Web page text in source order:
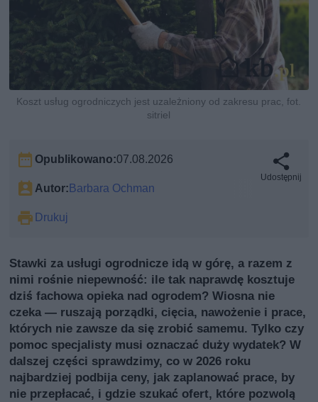
Koszt usług ogrodniczych jest uzależniony od zakresu prac, fot.
sitriel
Opublikowano:07.08.2026
Autor: Barbara Ochman
Drukuj
Udostępnij
Stawki za usługi ogrodnicze idą w górę, a razem z
nimi rośnie niepewność: ile tak naprawdę kosztuje
dziś fachowa opieka nad ogrodem? Wiosna nie
czeka — ruszają porządki, cięcia, nawożenie i prace,
których nie zawsze da się zrobić samemu. Tylko czy
pomoc specjalisty musi oznaczać duży wydatek? W
dalszej części sprawdzimy, co w 2026 roku
najbardziej podbija ceny, jak zaplanować prace, by
nie przepłacać, i gdzie szukać ofert, które pozwolą